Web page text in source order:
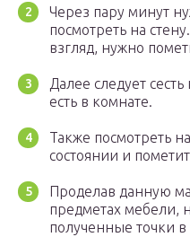
Через пару минут
посмотреть на
взгляд, нужно
Далее следует
есть в комнате.
Также посмотреть
состоянии и
Проделав данную
предметах мебели,
полученные точки